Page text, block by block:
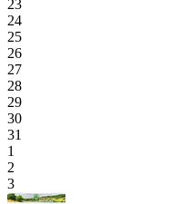
23
24
25
26
27
28
29
30
31
1
2
3